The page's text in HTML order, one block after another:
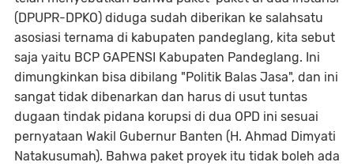
(DPUPR-DPKO) diduga sudah diberikan ke salahsatu
asosiasi ternama di kabupaten pandeglang, kita sebut
saja yaitu BCP GAPENSI Kabupaten Pandeglang. Ini
dimungkinkan bisa dibilang "Politik Balas Jasa", dan ini
sangat tidak dibenarkan dan harus di usut tuntas
dugaan tindak pidana korupsi di dua OPD ini sesuai
pernyataan Wakil Gubernur Banten (H. Ahmad Dimyati
Natakusumah). Bahwa paket proyek itu tidak boleh ada